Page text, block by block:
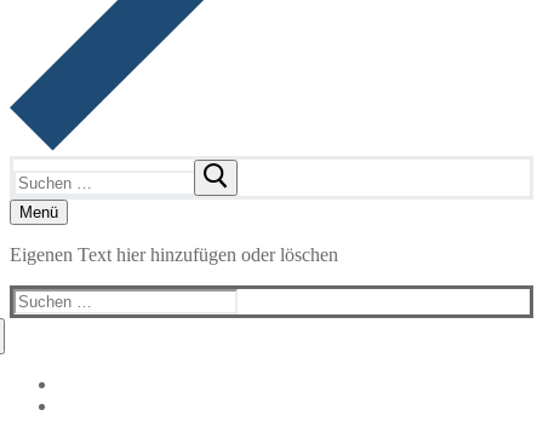
nach:
Menü
Eigenen Text hier hinzufügen oder löschen
Suchen
nach: